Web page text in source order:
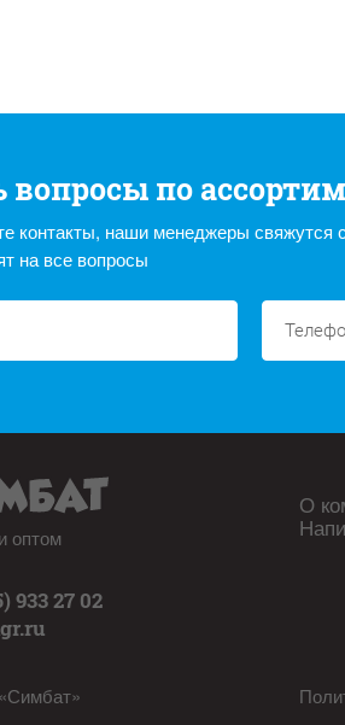
вопросы по
контакты, наши менеджеры свяжутся
на все вопросы
оптом
933 27 02
О